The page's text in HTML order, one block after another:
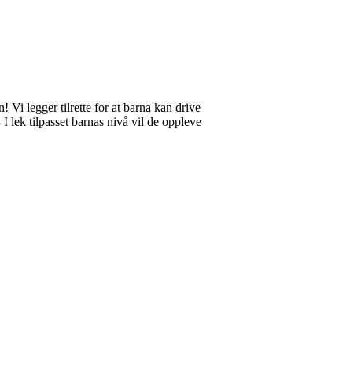
Vi legger tilrette for at barna kan drive
lek tilpasset barnas nivå vil de oppleve